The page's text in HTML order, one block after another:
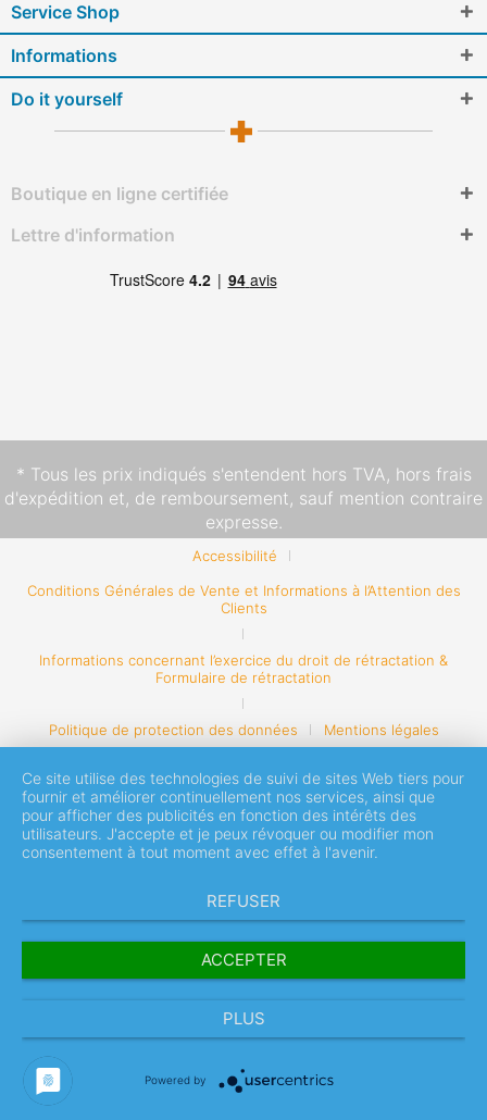
Service Shop
Informations
Do it yourself
Boutique en ligne certifiée
Lettre d'information
* Tous les prix indiqués s'entendent hors TVA, hors frais
d'expédition et, de remboursement, sauf mention contraire
expresse.
Accessibilité
Conditions Générales de Vente et Informations à l’Attention des
Clients
Informations concernant l’exercice du droit de rétractation &
Formulaire de rétractation
Politique de protection des données Mentions légales
Ce site utilise des technologies de suivi de sites Web tiers pour
fournir et améliorer continuellement nos services, ainsi que
pour afficher des publicités en fonction des intérêts des
utilisateurs. J'accepte et je peux révoquer ou modifier mon
consentement à tout moment avec effet à l'avenir.
REFUSER
ACCEPTER
PLUS
Powered by